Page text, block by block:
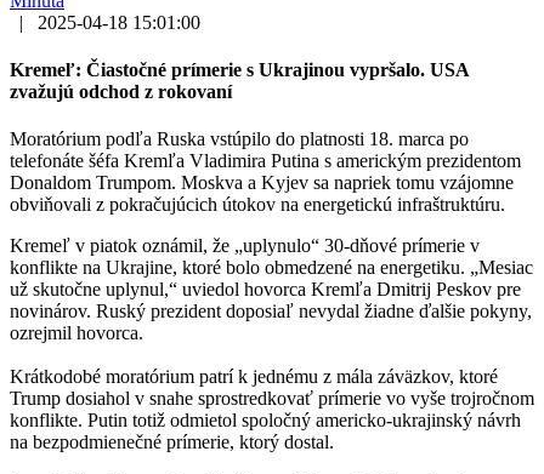
|
2025-04-18 15:01:00
Kremeľ: Čiastočné prímerie s Ukrajinou vypršalo. USA
zvažujú odchod z rokovaní
Moratórium podľa Ruska vstúpilo do platnosti 18. marca po
telefonáte šéfa Kremľa Vladimira Putina s americkým prezidentom
Donaldom Trumpom. Moskva a Kyjev sa napriek tomu vzájomne
obviňovali z pokračujúcich útokov na energetickú infraštruktúru.
Kremeľ v piatok oznámil, že „uplynulo“ 30-dňové prímerie v
konflikte na Ukrajine, ktoré bolo obmedzené na energetiku. „Mesiac
už skutočne uplynul,“ uviedol hovorca Kremľa Dmitrij Peskov pre
novinárov. Ruský prezident doposiaľ nevydal žiadne ďalšie pokyny,
ozrejmil hovorca.
Krátkodobé moratórium patrí k jednému z mála záväzkov, ktoré
Trump dosiahol v snahe sprostredkovať prímerie vo vyše trojročnom
konflikte. Putin totiž odmietol spoločný americko-ukrajinský návrh
na bezpodmienečné prímerie, ktorý dostal.